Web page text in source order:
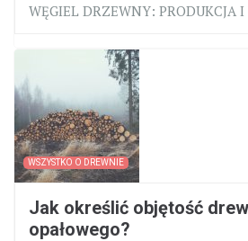
WĘGIEL DRZEWNY: PRODUKCJA I
WSZYSTKO O DREWNIE
Jak określić objętość
opałowego?